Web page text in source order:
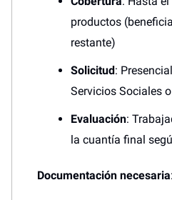
productos
restante)
Solicitud :
Servicios Sociales
Evaluación:
la cuantía final
Documentación necesaria: